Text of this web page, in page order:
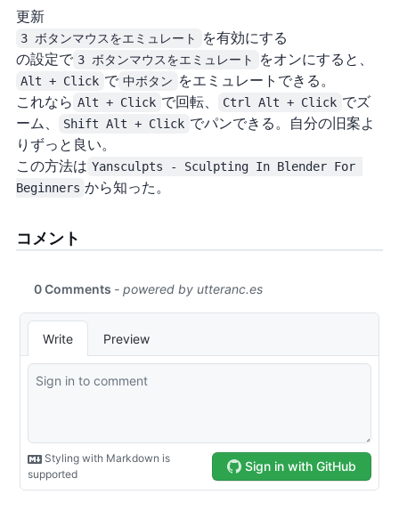
2019/10/08 更新
3 ボタンマウスをエミュレート
を有効にする
Blender の設定で 3 ボタンマウスをエミュレート をオンにすると、
Alt + Click で 中ボタン をエミュレートできる。
これなら Alt + Click で回転、 Ctrl Alt + Click でズ
ーム、
Shift Alt + Click でパンできる。自分の旧案よ
りずっと良い。
この方法は Yansculpts - Sculpting In Blender For
Beginners から知った。
コメント